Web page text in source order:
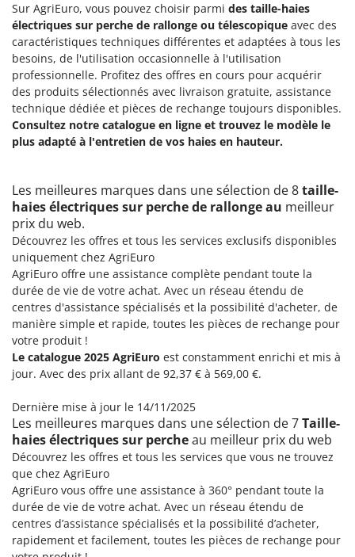
Sur AgriEuro, vous pouvez choisir parmi des taille-haies
électriques sur perche de rallonge ou télescopique avec des
caractéristiques techniques différentes et adaptées à tous les
besoins, de l'utilisation occasionnelle à l'utilisation
professionnelle. Profitez des offres en cours pour acquérir
des produits sélectionnés avec livraison gratuite, assistance
technique dédiée et pièces de rechange toujours disponibles.
Consultez notre catalogue en ligne et trouvez le modèle le
plus adapté à l'entretien de vos haies en hauteur.
Les meilleures marques dans une sélection de 8taille-
haies électriques sur perche de rallonge au meilleur
prix du web.
Découvrez les offres et tous les services exclusifs disponibles
uniquement chez AgriEuro
AgriEuro offre une assistance complète pendant toute la
durée de vie de votre achat. Avec un réseau étendu de
centres d'assistance spécialisés et la possibilité d'acheter, de
manière simple et rapide, toutes les pièces de rechange pour
votre produit !
Le catalogue 2025 AgriEuro est constamment enrichi et mis à
jour. Avec des prix allant de 92,37 € à 569,00 €.
Dernière mise à jour le 14/11/2025
Les meilleures marques dans une sélection de 7Taille-
haies électriques sur percheau meilleur prix du web
Découvrez les offres et tous les services que vous ne trouvez
que chez AgriEuro
AgriEuro vous offre une assistance à 360° pendant toute la
durée de vie de votre achat. Avec un réseau étendu de
centres d’assistance spécialisés et la possibilité d’acheter,
rapidement et facilement, toutes les pièces de rechange pour